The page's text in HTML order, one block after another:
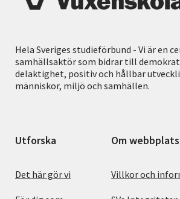
Hela Sveriges studieförbund - Vi är en
samhällsaktör som bidrar till
delaktighet, positiv och hållbar
människor, miljö och samhällen.
Utforska
Det här gör vi
Om
Villkor och